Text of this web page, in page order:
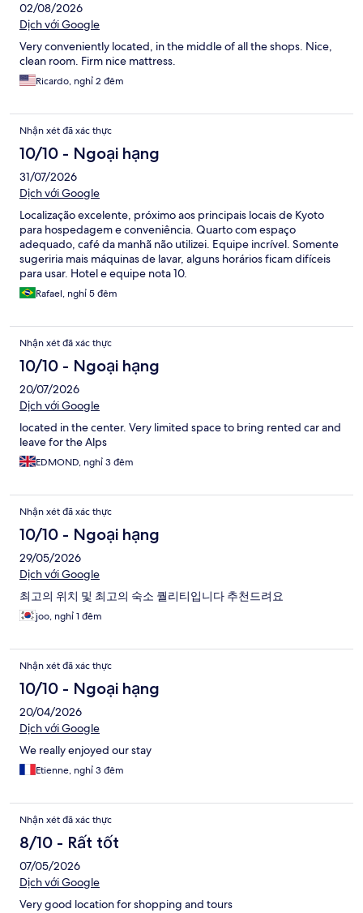
02/08/2026
Dịch với Google
Very conveniently located, in the middle of all the shops. Nice,
clean room. Firm nice mattress.
Ricardo, nghỉ 2 đêm
Nhận xét đã xác thực
10/10 - Ngoại hạng
31/07/2026
Dịch với Google
Localização excelente, próximo aos principais locais de Kyoto
para hospedagem e conveniência. Quarto com espaço
adequado, café da manhã não utilizei. Equipe incrível. Somente
sugeriria mais máquinas de lavar, alguns horários ficam difíceis
para usar. Hotel e equipe nota 10.
Rafael, nghỉ 5 đêm
Nhận xét đã xác thực
10/10 - Ngoại hạng
20/07/2026
Dịch với Google
located in the center. Very limited space to bring rented car and
leave for the Alps
EDMOND, nghỉ 3 đêm
Nhận xét đã xác thực
10/10 - Ngoại hạng
29/05/2026
Dịch với Google
최고의 위치 및 최고의 숙소 퀄리티입니다 추천드려요
joo, nghỉ 1 đêm
Nhận xét đã xác thực
10/10 - Ngoại hạng
20/04/2026
Dịch với Google
We really enjoyed our stay
Etienne, nghỉ 3 đêm
Nhận xét đã xác thực
8/10 - Rất tốt
07/05/2026
Dịch với Google
Very good location for shopping and tours